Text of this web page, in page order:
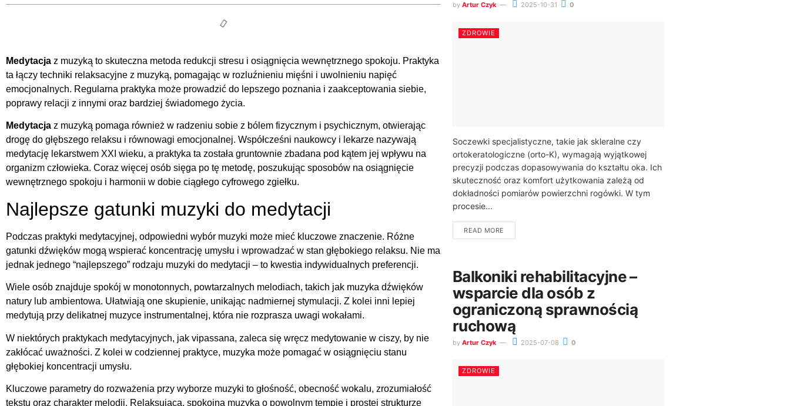
Medytacja z muzyką to skuteczna metoda redukcji stresu i osiągnięcia wewnętrznego spokoju. Praktyka
ta łączy techniki relaksacyjne z muzyką, pomagając w rozluźnieniu mięśni i uwolnieniu napięć
emocjonalnych. Regularna praktyka może prowadzić do lepszego poznania i zaakceptowania siebie,
poprawy relacji z innymi oraz bardziej świadomego życia.
Medytacja z muzyką pomaga również w radzeniu sobie z bólem fizycznym i psychicznym, otwierając
drogę do głębszego relaksu i równowagi emocjonalnej. Współcześni naukowcy i lekarze nazywają
medytację lekarstwem XXI wieku, a praktyka ta została gruntownie zbadana pod kątem jej wpływu na
organizm człowieka. Coraz więcej osób sięga po tę metodę, poszukując sposobów na osiągnięcie
wewnętrznego spokoju i harmonii w dobie ciągłego cyfrowego zgiełku.
Najlepsze gatunki muzyki do medytacji
Podczas praktyki medytacyjnej, odpowiedni wybór muzyki może mieć kluczowe znaczenie. Różne
gatunki dźwięków mogą wspierać koncentrację umysłu i wprowadzać w stan głębokiego relaksu. Nie ma
jednak jednego “najlepszego” rodzaju muzyki do medytacji – to kwestia indywidualnych preferencji.
Wiele osób znajduje spokój w monotonnych, powtarzalnych melodiach, takich jak muzyka dźwięków
natury lub ambientowa. Ułatwiają one skupienie, unikając nadmiernej stymulacji. Z kolei inni lepiej
medytują przy delikatnej muzyce instrumentalnej, która nie rozprasza uwagi wokałami.
W niektórych praktykach medytacyjnych, jak vipassana, zaleca się wręcz medytowanie w ciszy, by nie
zakłócać uważności. Z kolei w codziennej praktyce, muzyka może pomagać w osiągnięciu stanu
głębokiej koncentracji umysłu.
Kluczowe parametry do rozważenia przy wyborze muzyki to głośność, obecność wokalu, zrozumiałość
tekstu oraz charakter melodii. Relaksująca, spokojna muzyka o powolnym tempie i prostej strukturze
by Artur Czyk 2025-10-31 0
ZDROWIE
Soczewki specjalistyczne, takie jak skleralne czy
ortokeratologiczne (orto-K), wymagają wyjątkowej
precyzji podczas dopasowywania do kształtu oka. Ich
skuteczność oraz komfort użytkowania zależą od
dokładności pomiarów powierzchni rogówki. W tym
procesie...
READ MORE
Balkoniki rehabilitacyjne –
wsparcie dla osób z
ograniczoną sprawnością
ruchową
by Artur Czyk 2025-07-08 0
ZDROWIE